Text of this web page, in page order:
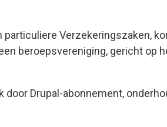
Verzekeringszaken,
beroepsvereniging, gericht op
Drupal-abonnement,